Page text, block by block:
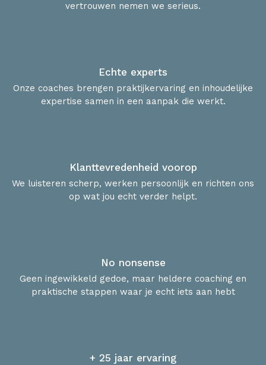
vertrouwen nemen we serieus.
Echte experts
Onze coaches brengen praktijkervaring en inhoudelijke
expertise samen in een aanpak die werkt.
Klanttevredenheid voorop
We luisteren scherp, werken persoonlijk en richten ons
op wat jou echt verder helpt.
No nonsense
Geen ingewikkeld gedoe, maar heldere coaching en
praktische stappen waar je echt iets aan hebt
+ 25 jaar ervaring